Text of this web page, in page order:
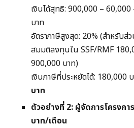
เงินได้สุทธิ: 900,000 –
บาท
อัตราภาษีสูงสุด: 20% (สำหรับ
สมมติลงทุนใน SSF/RMF
900,000 บาท)
เงินภาษีที่ประหยัดได้: 180,000
บาท
ตัวอย่างที่ 2: ผู้จัดการโครงก
บาท/เดือน